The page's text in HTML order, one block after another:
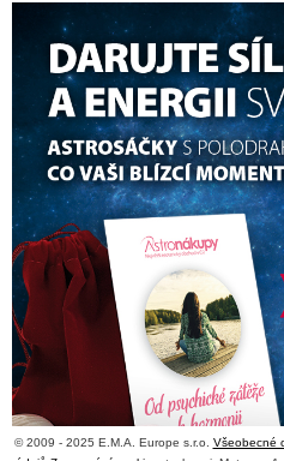
© 2009 - 2025 E.M.A. Europe s.r.o. Všeobecné